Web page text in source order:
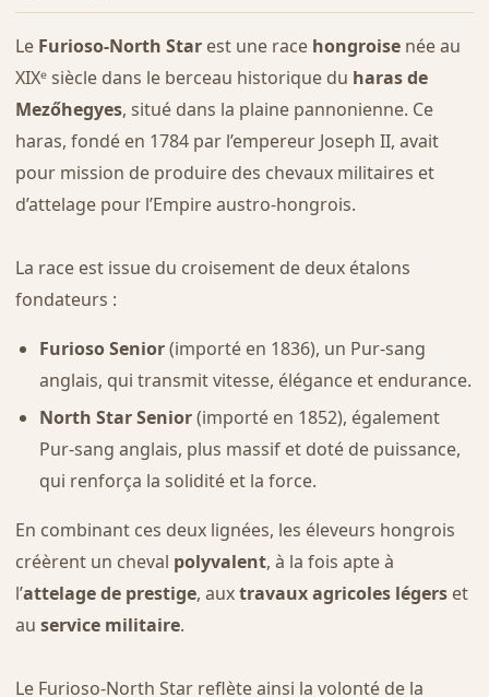
Le Furioso-North Starest une race hongroisenée au
XIXᵉ siècle dans le berceau historique du haras de
Mezőhegyes, situé dans la plaine pannonienne. Ce
haras, fondé en 1784 par l’empereur Joseph II, avait
pour mission de produire des chevaux militaires et
d’attelage pour l’Empire austro-hongrois.
La race est issue du croisement de deux étalons
fondateurs :
Furioso Senior(importé en 1836), un Pur-sang
anglais, qui transmit vitesse, élégance et endurance.
North Star Senior(importé en 1852), également
Pur-sang anglais, plus massif et doté de puissance,
qui renforça la solidité et la force.
En combinant ces deux lignées, les éleveurs hongrois
créèrent un cheval polyvalent, à la fois apte à
l’attelage de prestige, auxtravaux agricoles légerset
au service militaire.
Le Furioso-North Star reflète ainsi la volonté de la